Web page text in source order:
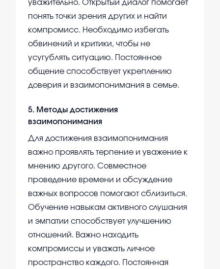
уважительно. Открытый диалог помогает
понять точки зрения других и найти
компромисс. Необходимо избегать
обвинений и критики, чтобы не
усугублять ситуацию. Постоянное
общение способствует укреплению
доверия и взаимопонимания в семье.
5. Методы достижения
взаимопонимания
Для достижения взаимопонимания
важно проявлять терпение и уважение к
мнению другого. Совместное
проведение времени и обсуждение
важных вопросов помогают сблизиться.
Обучение навыкам активного слушания
и эмпатии способствует улучшению
отношений. Важно находить
компромиссы и уважать личное
пространство каждого. Постоянная